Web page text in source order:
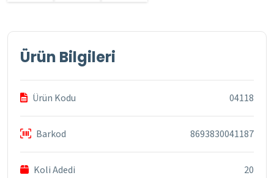
Ürün Bilgileri
Ürün Kodu 04118
Barkod 8693830041187
Koli Adedi 20